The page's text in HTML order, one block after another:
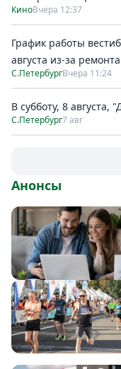
КиноВчера 12:37
График работы
августа из-за
С.ПетербургВчера 11:24
В субботу, 8 августа,
С.Петербург7 авг
Анонсы